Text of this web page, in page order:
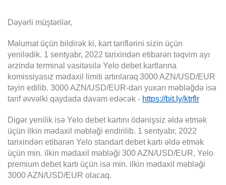
Dəyərli müştərilər,
Məlumat üçün bildirək ki, kart tariflərini sizin üçün
yenilədik. 1 sentyabr, 2022 tarixindən etibarən təqvim ayı
ərzində terminal vasitəsilə Yelo debet kartlarına
komissiyasız mədaxil limiti artırılaraq 3000 AZN/USD/EUR
təyin edilib. 3000 AZN/USD/EUR-dan yuxarı məbləğdə isə
tarif əvvəlki qaydada davam edəcək - https://bit.ly/ktrflr
Digər yenilik isə Yelo debet kartını ödənişsiz əldə etmək
üçün ilkin mədaxil məbləği endirilib. 1 sentyabr, 2022
tarixindən etibarən Yelo standart debet kartı əldə etmək
üçün min. ilkin mədaxil məbləği 300 AZN/USD/EUR, Yelo
premium debet kartı üçün isə min. ilkin mədaxil məbləği
3000 AZN/USD/EUR olacaq.